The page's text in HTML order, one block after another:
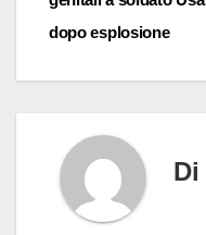
dopo esplosione
Di